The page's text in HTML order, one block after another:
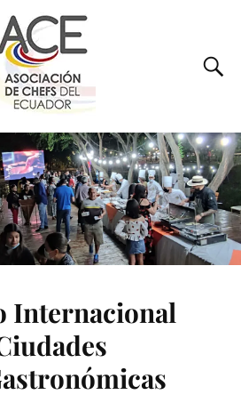
Internacional